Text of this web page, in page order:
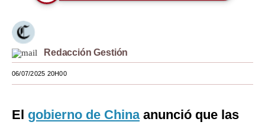
Mundo
EEUU
España
Redacción Gestión
06/07/2025 20H00
El gobierno de Chinaanunció que las